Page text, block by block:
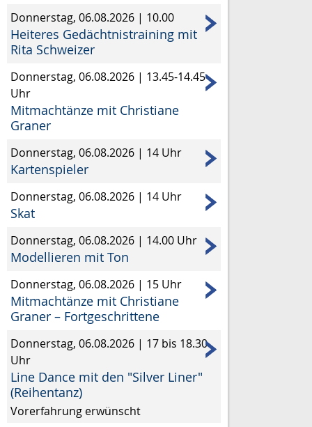
Donnerstag, 06.08.2026 | 10.00
Heiteres Gedächtnistraining mit
Rita Schweizer
Donnerstag, 06.08.2026 | 13.45-14.45
Uhr
Mitmachtänze mit Christiane
Graner
Donnerstag, 06.08.2026 | 14 Uhr
Kartenspieler
Donnerstag, 06.08.2026 | 14 Uhr
Skat
Donnerstag, 06.08.2026 | 14.00 Uhr
Modellieren mit Ton
Donnerstag, 06.08.2026 | 15 Uhr
Mitmachtänze mit Christiane
Graner – Fortgeschrittene
Donnerstag, 06.08.2026 | 17 bis 18.30
Uhr
Line Dance mit den "Silver Liner"
(Reihentanz)
Vorerfahrung erwünscht